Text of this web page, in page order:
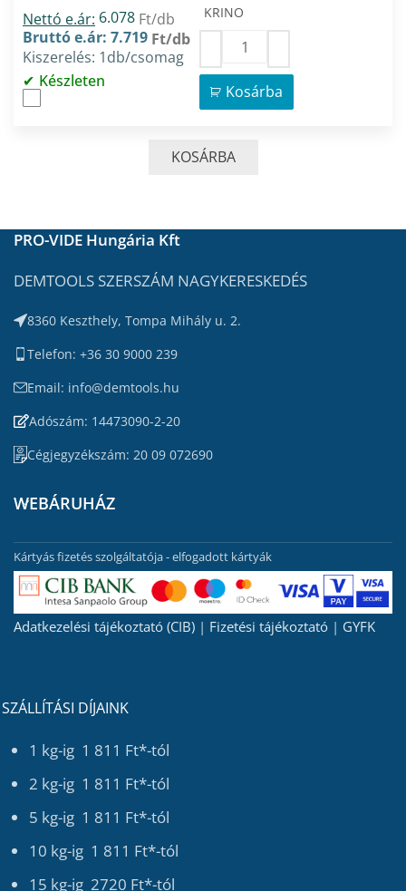
Nettó e.ár: 6.078 Ft/db
Bruttó e.ár: 7.719 Ft/db
Kiszerelés: 1db/csomag
Készleten
KRINO
Kosárba
KOSÁRBA
PRO-VIDE Hungária Kft
DEMTOOLS SZERSZÁM NAGYKERESKEDÉS
8360 Keszthely, Tompa Mihály u. 2.
Telefon: +36 30 9000 239
Email: info@demtools.hu
Adószám: 14473090-2-20
Cégjegyzékszám: 20 09 072690
WEBÁRUHÁZ
Kártyás fizetés szolgáltatója - elfogadott kártyák
Adatkezelési tájékoztató (CIB) | Fizetési tájékoztató | GYFK
SZÁLLÍTÁSI DÍJAINK
1 kg-ig 1 811 Ft*-tól
2 kg-ig 1 811 Ft*-tól
5 kg-ig 1 811 Ft*-tól
10 kg-ig 1 811 Ft*-tól
15 kg-ig 2720 Ft*-tól